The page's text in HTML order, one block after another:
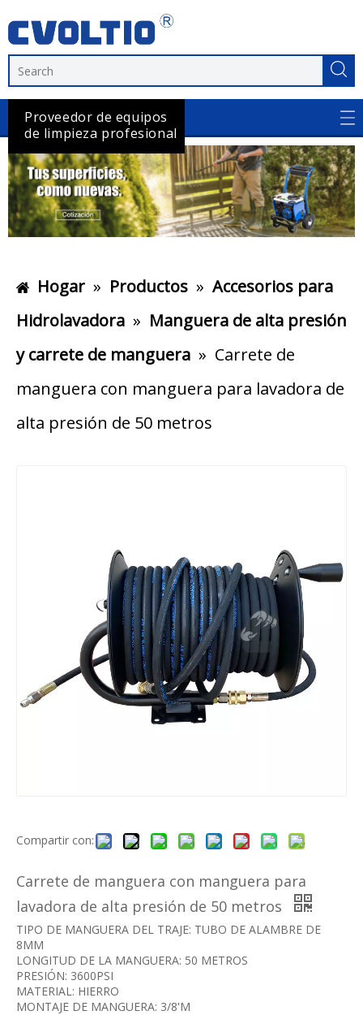
Proveedor de equipos
de limpieza profesional
Hogar » Productos » Accesorios para
Hidrolavadora » Manguera de alta presión
y carrete de manguera » Carrete de
manguera con manguera para lavadora de
alta presión de 50 metros
Compartir con:
Carrete de manguera con manguera para
lavadora de alta presión de 50 metros
TIPO DE MANGUERA DEL TRAJE: TUBO DE ALAMBRE DE
8MM
LONGITUD DE LA MANGUERA: 50 METROS
PRESIÓN: 3600PSI
MATERIAL: HIERRO
MONTAJE DE MANGUERA: 3/8'M